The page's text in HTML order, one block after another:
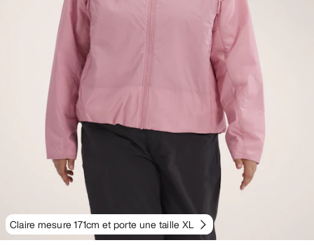
Claire mesure 171cm et porte une taille XL